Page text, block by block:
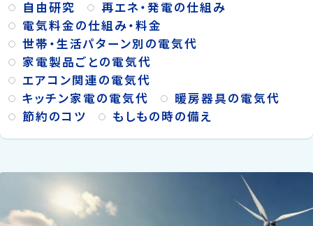
自由研究
再エネ・発電の仕組み
電気料金の仕組み・料金
世帯・生活パターン別の電気代
家電製品ごとの電気代
エアコン関連の電気代
キッチン家電の電気代
暖房器具の電気代
節約のコツ
もしもの時の備え